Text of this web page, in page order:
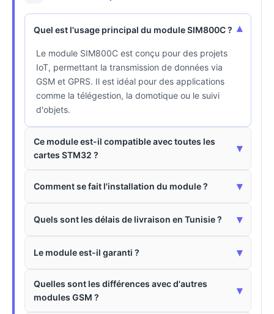
Quel est l'usage principal du module SIM800C ? ▾
Le module SIM800C est conçu pour des projets
IoT, permettant la transmission de données via
GSM et GPRS. Il est idéal pour des applications
comme la télégestion, la domotique ou le suivi
d'objets.
Ce module est-il compatible avec toutes les
cartes STM32 ?
▾
Comment se fait l'installation du module ? ▾
Quels sont les délais de livraison en Tunisie ? ▾
Le module est-il garanti ? ▾
Quelles sont les différences avec d'autres
modules GSM ?
▾